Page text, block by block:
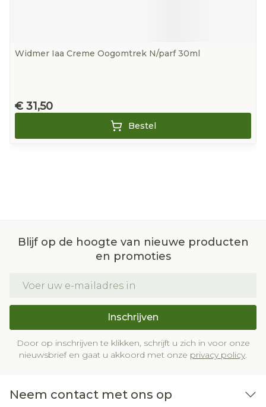
Widmer Iaa Creme Oogomtrek N/parf 30ml
€ 31,50
Bestel
Blijf op de hoogte van nieuwe producten
en promoties
Inschrijven
Door op inschrijven te klikken, schrijft u zich in voor onze
nieuwsbrief en gaat u akkoord met onze privacy policy.
Neem contact met ons op